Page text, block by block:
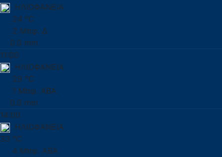
ΗΛΙΟΦΑΝΕΙΑ
24 °C
2 Μπφ. Δ
0.0 mm
11:00
ΗΛΙΟΦΑΝΕΙΑ
29 °C
1 Μπφ. ΑΒΑ
0.0 mm
14:00
ΗΛΙΟΦΑΝΕΙΑ
33 °C
4 Μπφ. ΑΒΑ